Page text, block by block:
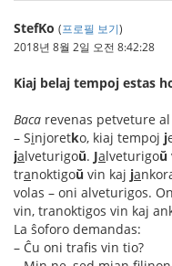
StefKo (프로필 보기)
2018년 8월 2일 오전 8:42:28
Kiaj belaj tempoj estas
Baca revenas petveture
– Sinjoretko, kiaj tempoj j
jalveturigoŭ. Jalveturigoŭ
tranoktigoŭ vin kaj ja
volas – oni alveturigos.
vin, tranoktigos vin kaj
La ŝoforo demandas:
– Ĉu oni trafis vin tio?